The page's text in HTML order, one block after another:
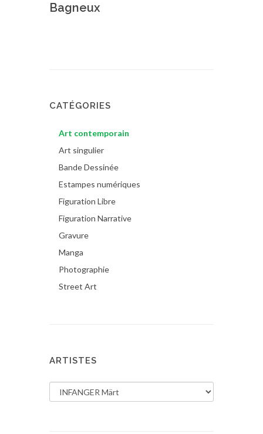
Bagneux
CATÉGORIES
Art contemporain
Art singulier
Bande Dessinée
Estampes numériques
Figuration Libre
Figuration Narrative
Gravure
Manga
Photographie
Street Art
ARTISTES